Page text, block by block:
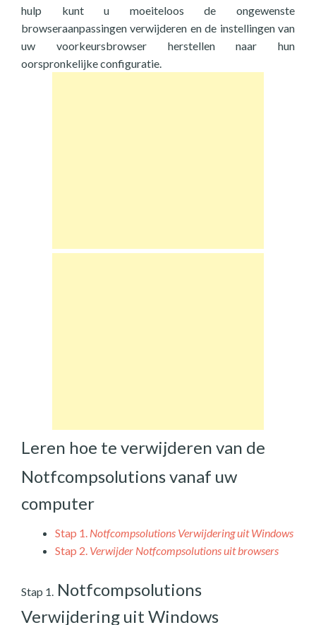
hulp kunt u moeiteloos de ongewenste
browseraanpassingen verwijderen en de instellingen van
uw voorkeursbrowser herstellen naar hun
oorspronkelijke configuratie.
Leren hoe te verwijderen van de
Notfcompsolutions vanaf uw
computer
Stap 1. Notfcompsolutions Verwijdering uit Windows
Stap 2. Verwijder Notfcompsolutions uit browsers
Stap 1. Notfcompsolutions
Verwijdering uit Windows